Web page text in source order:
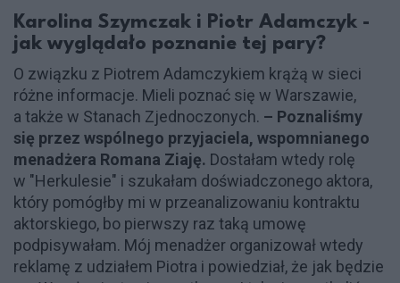
Karolina Szymczak i Piotr Adamczyk -
jak wyglądało poznanie tej pary?
O związku z Piotrem Adamczykiem krążą w sieci
różne informacje. Mieli poznać się w Warszawie,
a także w Stanach Zjednoczonych. – Poznaliśmy
się przez wspólnego przyjaciela, wspomnianego
menadżera Romana Ziaję. Dostałam wtedy rolę
w "Herkulesie" i szukałam doświadczonego aktora,
który pomógłby mi w przeanalizowaniu kontraktu
aktorskiego, bo pierwszy raz taką umowę
podpisywałam. Mój menadżer organizował wtedy
reklamę z udziałem Piotra i powiedział, że jak będzie